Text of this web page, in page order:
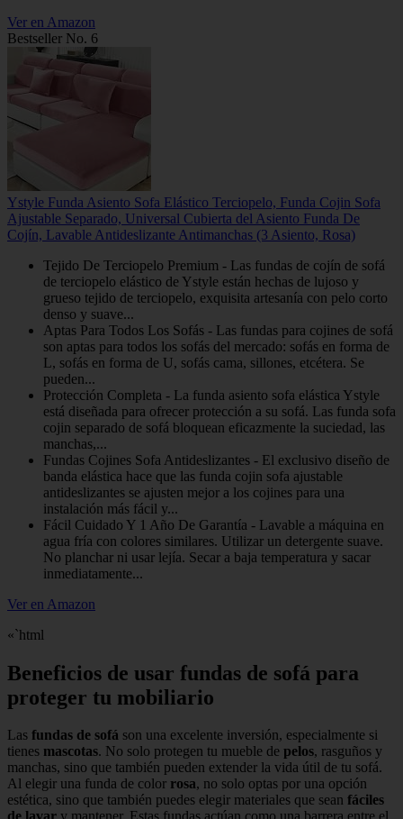
Ver en Amazon
Bestseller No. 6
Ystyle Funda Asiento Sofa Elástico Terciopelo, Funda Cojin Sofa
Ajustable Separado, Universal Cubierta del Asiento Funda De
Cojín, Lavable Antideslizante Antimanchas (3 Asiento, Rosa)
Tejido De Terciopelo Premium - Las fundas de cojín de sofá
de terciopelo elástico de Ystyle están hechas de lujoso y
grueso tejido de terciopelo, exquisita artesanía con pelo corto
denso y suave...
Aptas Para Todos Los Sofás - Las fundas para cojines de sofá
son aptas para todos los sofás del mercado: sofás en forma de
L, sofás en forma de U, sofás cama, sillones, etcétera. Se
pueden...
Protección Completa - La funda asiento sofa elástica Ystyle
está diseñada para ofrecer protección a su sofá. Las funda sofa
cojin separado de sofá bloquean eficazmente la suciedad, las
manchas,...
Fundas Cojines Sofa Antideslizantes - El exclusivo diseño de
banda elástica hace que las funda cojin sofa ajustable
antideslizantes se ajusten mejor a los cojines para una
instalación más fácil y...
Fácil Cuidado Y 1 Año De Garantía - Lavable a máquina en
agua fría con colores similares. Utilizar un detergente suave.
No planchar ni usar lejía. Secar a baja temperatura y sacar
inmediatamente...
Ver en Amazon
«`html
Beneficios de usar fundas de sofá para
proteger tu mobiliario
Las fundas de sofá son una excelente inversión, especialmente si
tienes mascotas. No solo protegen tu mueble de pelos, rasguños y
manchas, sino que también pueden extender la vida útil de tu sofá.
Al elegir una funda de color rosa, no solo optas por una opción
estética, sino que también puedes elegir materiales que sean fáciles